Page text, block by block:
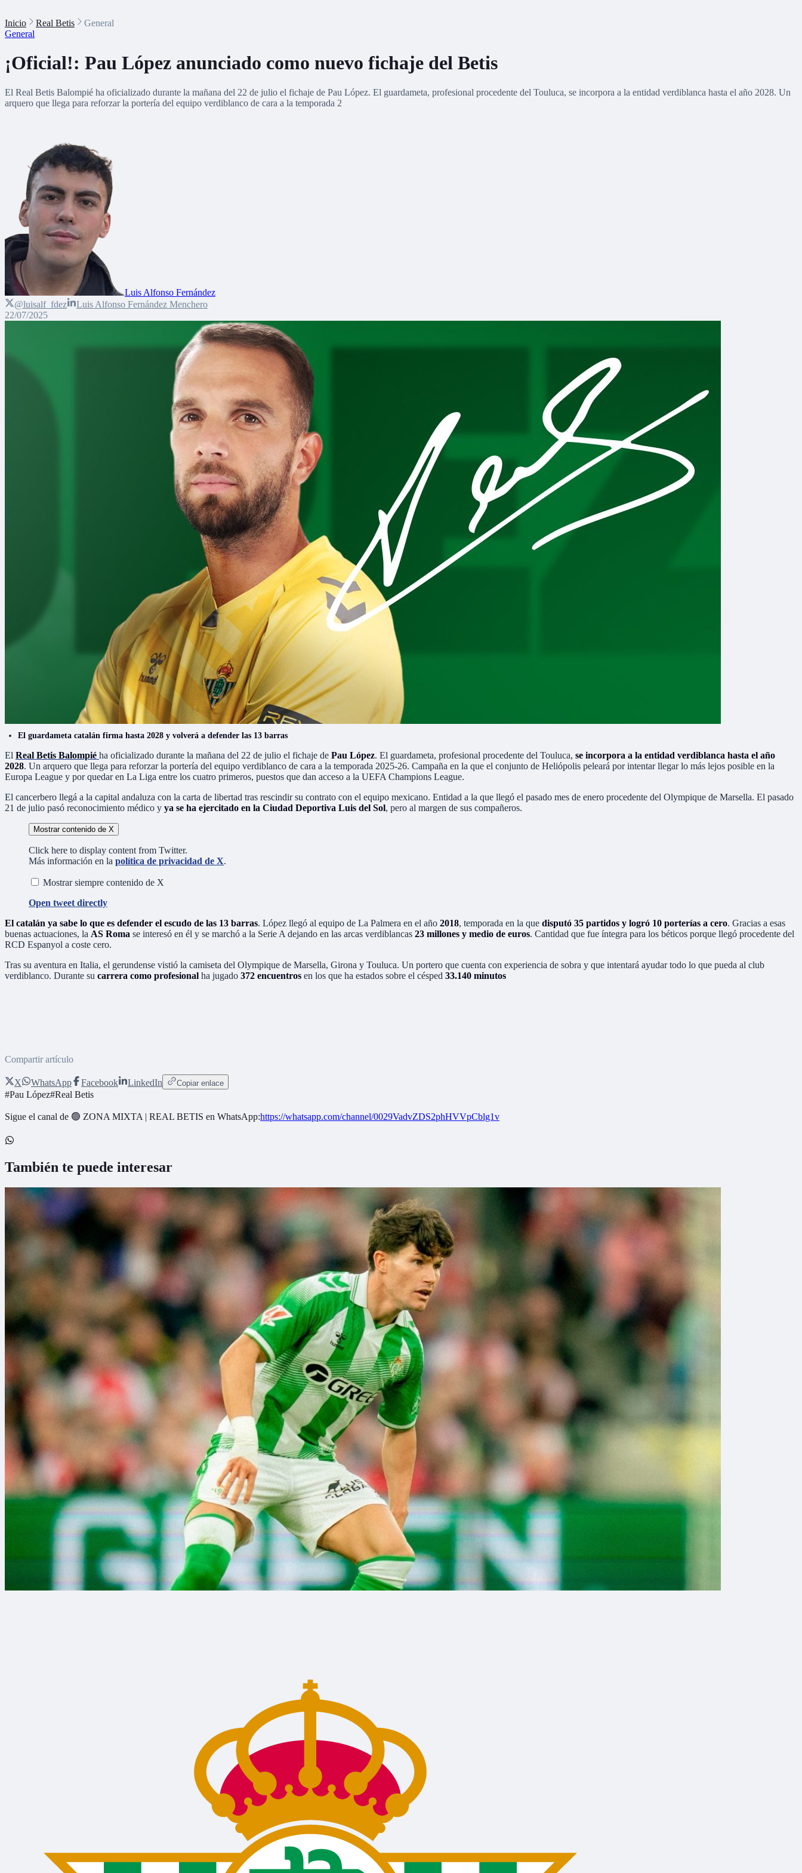
Inicio Real Betis
General
General
¡Oficial!: Pau López anunciado como nuevo fichaje del Betis
El Real Betis Balompié ha oficializado durante la mañana del 22 de julio el fichaje de Pau López. El guardameta, profesional procedente del Touluca, se incorpora a la entidad verdiblanca hasta el año 2028. Un
arquero que llega para reforzar la portería del equipo verdiblanco de cara a la temporada 2
Luis Alfonso Fernández
@luisalf_fdez
Luis Alfonso Fernández Menchero
22/07/2025
El guardameta catalán firma hasta 2028 y volverá a defender las 13 barras
El Real Betis Balompié ha oficializado durante la mañana del 22 de julio el fichaje de Pau López. El guardameta, profesional procedente del Touluca, se incorpora a la entidad verdiblanca hasta el año
2028. Un arquero que llega para reforzar la portería del equipo verdiblanco de cara a la temporada 2025-26. Campaña en la que el conjunto de Heliópolis peleará por intentar llegar lo más lejos posible en la
Europa League y por quedar en La Liga entre los cuatro primeros, puestos que dan acceso a la UEFA Champions League.
El cancerbero llegá a la capital andaluza con la carta de libertad tras rescindir su contrato con el equipo mexicano. Entidad a la que llegó el pasado mes de enero procedente del Olympique de Marsella. El pasado
21 de julio pasó reconocimiento médico y ya se ha ejercitado en la Ciudad Deportiva Luis del Sol, pero al margen de sus compañeros.
Mostrar contenido de X
Click here to display content from Twitter.
Más información en la política de privacidad de X.
Mostrar siempre contenido de X
Open tweet directly
El catalán ya sabe lo que es defender el escudo de las 13 barras. López llegó al equipo de La Palmera en el año 2018, temporada en la que disputó 35 partidos y logró 10 porterías a cero. Gracias a esas
buenas actuaciones, la AS Roma se interesó en él y se marchó a la Serie A dejando en las arcas verdiblancas 23 millones y medio de euros. Cantidad que fue íntegra para los béticos porque llegó procedente del
RCD Espanyol a coste cero.
Tras su aventura en Italia, el gerundense vistió la camiseta del Olympique de Marsella, Girona y Touluca. Un portero que cuenta con experiencia de sobra y que intentará ayudar todo lo que pueda al club
verdiblanco. Durante su carrera como profesional ha jugado 372 encuentros en los que ha estados sobre el césped 33.140 minutos
Compartir artículo
X WhatsApp Facebook LinkedIn Copiar enlace
#Pau López#Real Betis
Sigue el canal de 🟢 ZONA MIXTA | REAL BETIS en WhatsApp:https://whatsapp.com/channel/0029VadvZDS2phHVVpCblg1v
También te puede interesar